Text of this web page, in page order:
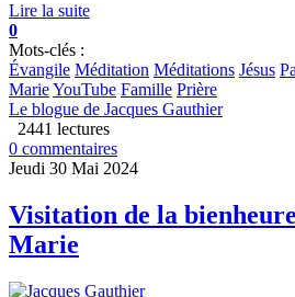
Lire la suite
0
Mots-clés :
Évangile Méditation Méditations Jésus
MarieYouTube Famille Prière
Le blogue de Jacques Gauthier
2441 lectures
0 commentaires
Jeudi 30 Mai 2024
Visitation de la
Marie